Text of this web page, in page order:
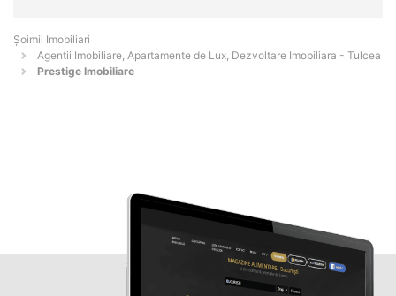
Șoimii Imobiliari
Agentii Imobiliare, Apartamente de Lux, Dezvoltare Imobiliara - Tulcea
Prestige Imobiliare